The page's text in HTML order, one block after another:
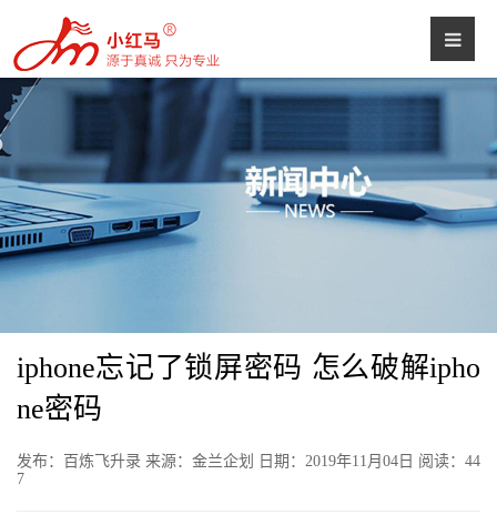
iphone忘记了锁屏密码 怎么破解ipho
ne密码
发布：百炼飞升录 来源：金兰企划 日期：2019年11月04日 阅读：44
7